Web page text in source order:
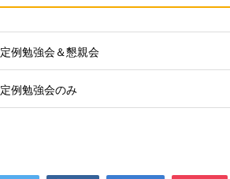
定例勉強会＆懇親会
定例勉強会のみ